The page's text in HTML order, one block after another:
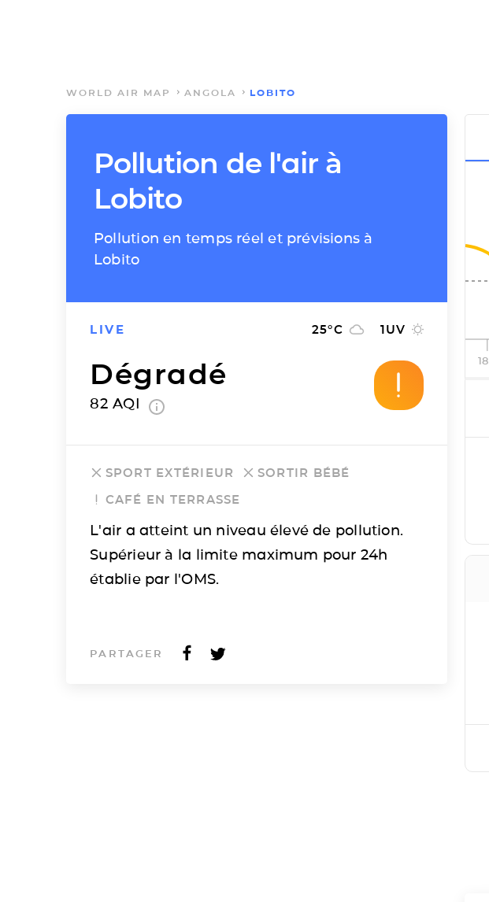
WORLD AIR MAP ANGOLA LOBITO
Pollution de l'air à
Lobito
Pollution en temps réel et prévisions à
Lobito
LIVE 25°C 1UV
Dégradé
82 AQI
SPORT EXTÉRIEUR
SORTIR BÉBÉ
CAFÉ EN TERRASSE
L'air a atteint un niveau élevé de pollution.
Supérieur à la limite maximum pour 24h
établie par l'OMS.
PARTAGER